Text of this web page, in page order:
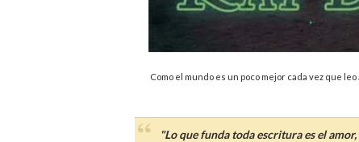
Como el mundo es un poco mejor cada vez que leo
"Lo que funda toda escritura es el